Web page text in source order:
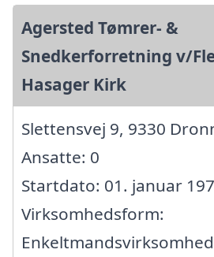
Agersted Tømrer- &
Snedkerforretning v/
Hasager Kirk
Slettensvej 9, 9330
Ansatte: 0
Startdato: 01. januar
Virksomhedsform:
Enkeltmandsvirksomhed